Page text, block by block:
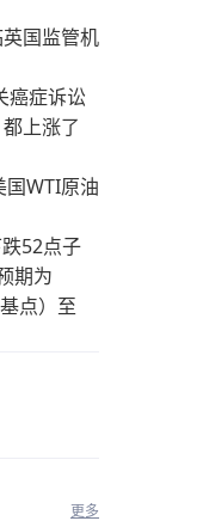
国监管机
癌症诉讼
上涨了
国WTI原油
52点子
期为
点）至
更多